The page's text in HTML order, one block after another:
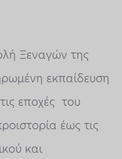
Ξεναγών της
εκπαίδευση
εποχές του
έως τις
και